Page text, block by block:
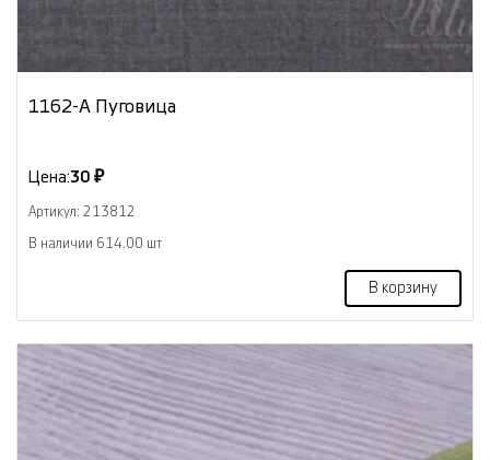
1162-А Пуговица
Цена:30 ₽
Артикул: 213812
В наличии 614.00 шт
В корзину